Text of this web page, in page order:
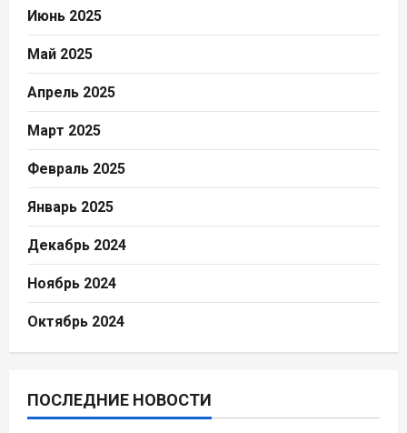
Июнь 2025
Май 2025
Апрель 2025
Март 2025
Февраль 2025
Январь 2025
Декабрь 2024
Ноябрь 2024
Октябрь 2024
ПОСЛЕДНИЕ НОВОСТИ